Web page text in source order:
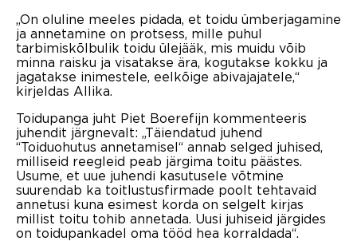
„On oluline meeles pidada, et toidu ümberjagamine
ja annetamine on protsess, mille puhul
tarbimiskõlbulik toidu ülejääk, mis muidu võib
minna raisku ja visatakse ära, kogutakse kokku ja
jagatakse inimestele, eelkõige abivajajatele,“
kirjeldas Allika.
Toidupanga juht Piet Boerefijn kommenteeris
juhendit järgnevalt: „Täiendatud juhend
“Toiduohutus annetamisel“ annab selged juhised,
milliseid reegleid peab järgima toitu päästes.
Usume, et uue juhendi kasutusele võtmine
suurendab ka toitlustusfirmade poolt tehtavaid
annetusi kuna esimest korda on selgelt kirjas
millist toitu tohib annetada. Uusi juhiseid järgides
on toidupankadel oma tööd hea korraldada“.